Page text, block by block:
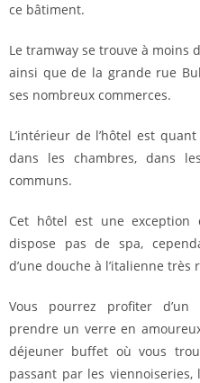
ce bâtiment.
Le tramway se trouve à moins
ainsi que de la grande rue
ses nombreux commerces.
L’intérieur de l’hôtel est
dans les chambres, dans
communs.
Cet hôtel est une
dispose pas de spa,
d’une douche à l’italienne très
Vous pourrez profiter
prendre un verre en
déjeuner buffet où vous
passant par les